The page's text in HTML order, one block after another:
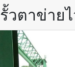
รั้วตาข่าย